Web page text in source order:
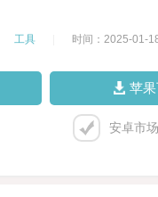
工具 时间：2025-01-
苹
安卓市